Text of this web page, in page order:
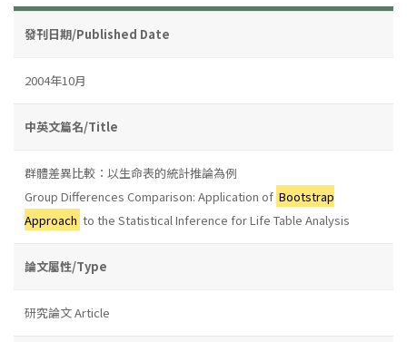
發刊日期/Published Date
2004年10月
中英文篇名/Title
群體差異比較：以生命表的統計推論為例
Group Differences Comparison: Application of Bootstrap
Approach to the Statistical Inference for Life Table Analysis
論文屬性/Type
研究論文 Article